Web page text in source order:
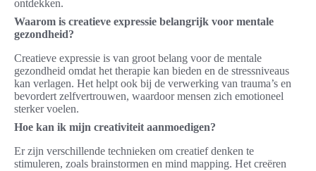
ontdekken.
Waarom is creatieve expressie belangrijk voor mentale
gezondheid?
Creatieve expressie is van groot belang voor de mentale
gezondheid omdat het therapie kan bieden en de stressniveaus
kan verlagen. Het helpt ook bij de verwerking van trauma’s en
bevordert zelfvertrouwen, waardoor mensen zich emotioneel
sterker voelen.
Hoe kan ik mijn creativiteit aanmoedigen?
Er zijn verschillende technieken om creatief denken te
stimuleren, zoals brainstormen en mind mapping. Het creëren